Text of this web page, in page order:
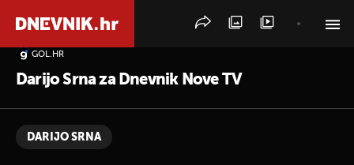
GOL.HR
Darijo Srna za Dnevnik Nove TV
DARIJO SRNA
PRETRAŽITE VIJESTI